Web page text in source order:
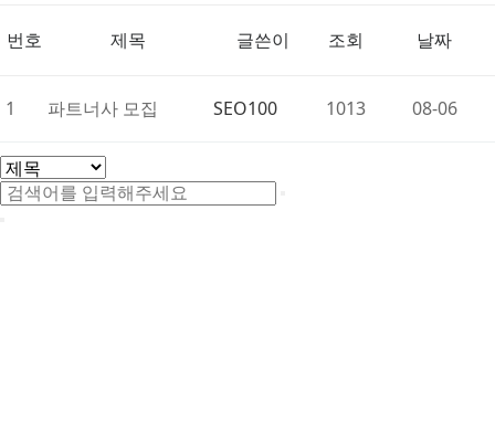
번호 제목 글쓴이 조회 날짜
1 파트너사 모집 SEO100 1013 08-06